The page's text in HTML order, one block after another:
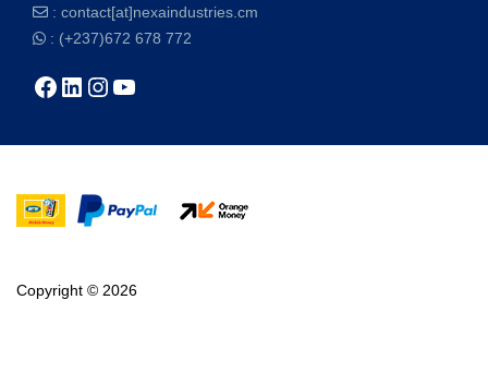
: contact[at]nexaindustries.cm
: (+237)672 678 772
Copyright © 2026